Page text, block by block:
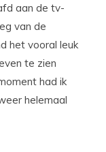
aan de tv-
van de
het vooral leuk
te zien
had ik
helemaal